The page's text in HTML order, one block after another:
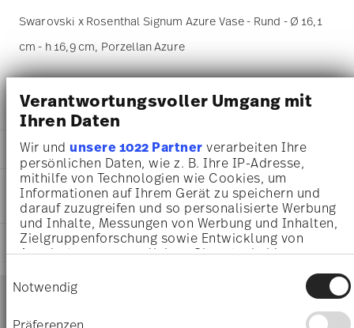
Verantwortungsvoller Umgang mit
Ihren Daten
Wir undunsere 1022 Partner verarbeiten Ihre
persönlichen Daten, wie z. B. Ihre IP-Adresse,
mithilfe von Technologien wie Cookies, um
Informationen auf Ihrem Gerät zu speichern und
darauf zuzugreifen und so personalisierte Werbung
und Inhalte, Messungen von Werbung und Inhalten,
Zielgruppenforschung sowie Entwicklung von
Angeboten zu ermöglichen. Sie entscheiden
Sie können Ihre Einwilligung jederzeit über die
Cookie-Erklärung oder durch Klicken auf das
Privacy Trigger Symbol ändern oder widerrufen
Notwendig
Präferenzen
Swarovski x Rosenthal Signum Azure Vase - Rund - Ø 16,1
cm - h 16,9 cm, Porzellan Azure
DETAILS
Swarovski SIGNUM
Azure
Porzellan
Azure
10570-426351-26017
9009656999950
DE
MAßE
16,10 cm
16,10 cm
13,80 cm
16,90 cm
884 gr
PFLEGE- UND
SICHERHEITSINFORMATIONEN
LIEFERUNG UND RÜCKSENDUNG
Footer
Services